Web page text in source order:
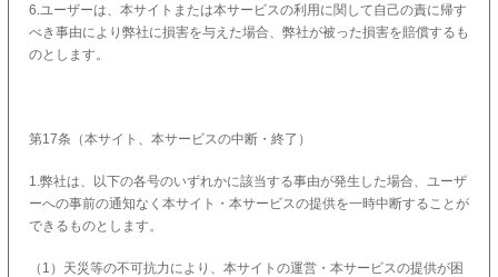
6.ユーザーは、本サイトまたは本サービスの利用に関して自己の責に帰す
べき事由により弊社に損害を与えた場合、弊社が被った損害を賠償するも
のとします。
第17条（本サイト、本サービスの中断・終了）
1.弊社は、以下の各号のいずれかに該当する事由が発生した場合、ユーザ
ーへの事前の通知なく本サイト・本サービスの提供を一時中断することが
できるものとします。
（1）天災等の不可抗力により、本サイトの運営・本サービスの提供が困